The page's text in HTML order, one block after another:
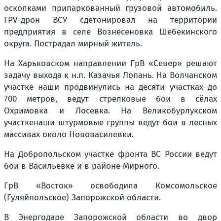
осколками припаркованный грузовой автомобиль.
FPV-дрон ВСУ сдетонировал на территории
предприятия в селе Вознесеновка Шебекинского
округа. Пострадал мирный житель.
На Харьковском направлении ГрВ «Север» решают
задачу выхода к н.п. Казачья Лопань. На Волчанском
участке наши продвинулись на десяти участках до
700 метров, ведут стрелковые бои в сёлах
Охримовка и Лосевка. На Великобурлукском
участкенаши штурмовые группы ведут бои в лесных
массивах около Нововасилевки.
На Добропольском участке фронта ВС России ведут
бои в Васильевке и в районе Мирного.
ГрВ «Восток» освободила Комсомольское
(Гуляйпольское) Запорожской области.
В Энергодаре Запорожской области во двор